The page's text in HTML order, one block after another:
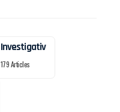
Investigativ
179 Articles